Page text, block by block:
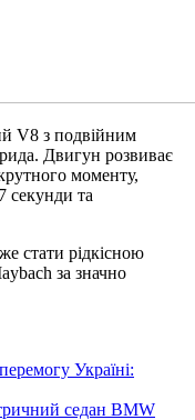
V8 з подвійним
Двигун розвиває
моменту,
секунди та
стати рідкісною
за значно
Україні:
седан BMW